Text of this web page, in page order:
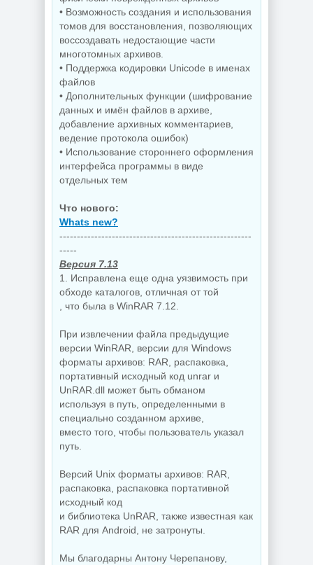
• Возможность создания и использования
томов для восстановления, позволяющих
воссоздавать недостающие части
многотомных архивов.
• Поддержка кодировки Unicode в именах
файлов
• Дополнительных функции (шифрование
данных и имён файлов в архиве,
добавление архивных комментариев,
ведение протокола ошибок)
• Использование стороннего оформления
интерфейса программы в виде
отдельных тем
Что нового:
Whats new?
-------------------------------------------------------
-----
Версия 7.13
1. Исправлена еще одна уязвимость при
обходе каталогов, отличная от той
, что была в WinRAR 7.12.
При извлечении файла предыдущие
версии WinRAR, версии для Windows
форматы архивов: RAR, распаковка,
портативный исходный код unrar и
UnRAR.dll может быть обманом
используя в путь, определенными в
специально созданном архиве,
вместо того, чтобы пользователь указал
путь.
Версий Unix форматы архивов: RAR,
распаковка, распаковка портативной
исходный код
и библиотека UnRAR, также известная как
RAR для Android, не затронуты.
Мы благодарны Антону Черепанову,